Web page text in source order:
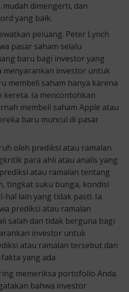
mudah dimengerti, dan
yang baik.
peluang. Peter Lynch
pasar saham selalu
baru bagi investor yang
menyarankan investor untuk
membeli saham hanya karena
Ia mencontohkan
membeli saham Apple atau
baru muncul di pasar
oleh prediksi atau ramalan.
para ahli atau analis yang
atau ramalan tentang
tingkat suku bunga, kondisi
hal lain yang tidak pasti. Ia
prediksi atau ramalan
salah dan tidak berguna bagi
investor untuk
atau ramalan tersebut dan
yang ada.
memeriksa portofolio Anda.
bahwa investor